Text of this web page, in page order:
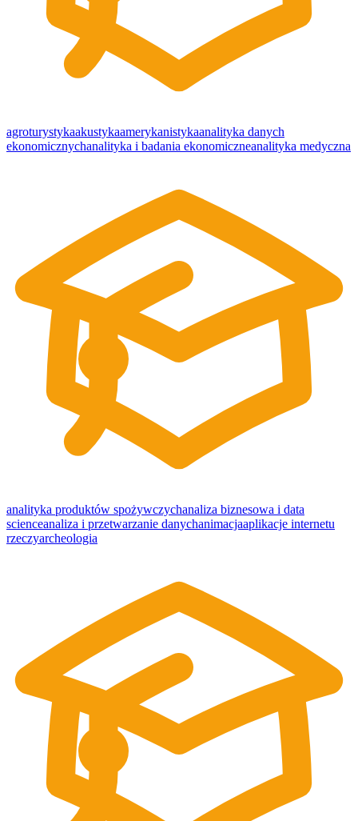
agroturystykaakustykaamerykanistykaanalityka danych
ekonomicznychanalityka i badania ekonomiczneanalityka medyczna
analityka produktów spożywczychanaliza biznesowa i data
scienceanaliza i przetwarzanie danychanimacjaaplikacje internetu
rzeczyarcheologia